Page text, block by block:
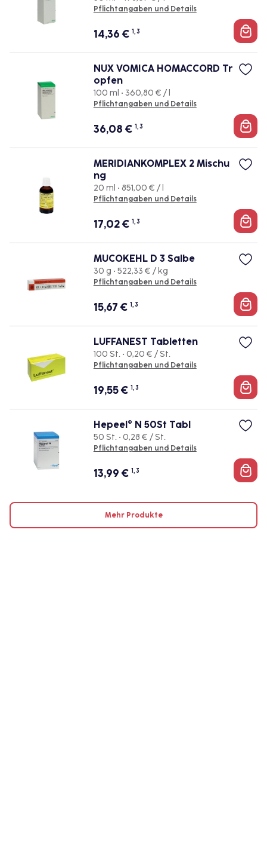
Pflichtangaben und Details
14,36 € 1, 3
NUX VOMICA HOMACCORD Tr
opfen
100 ml • 360,80 € / l
Pflichtangaben und Details
36,08 € 1, 3
MERIDIANKOMPLEX 2 Mischu
ng
20 ml • 851,00 € / l
Pflichtangaben und Details
17,02€ 1, 3
MUCOKEHL D 3 Salbe
30 g • 522,33 € / kg
Pflichtangaben und Details
15,67 € 1, 3
LUFFANEST Tabletten
100 St. • 0,20 € / St.
Pflichtangaben und Details
19,55€ 1, 3
Hepeel® N 50St Tabl
50 St. • 0,28 € / St.
Pflichtangaben und Details
13,99 € 1, 3
Mehr Produkte